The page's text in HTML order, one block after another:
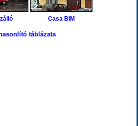
Casa BIM
táblázata